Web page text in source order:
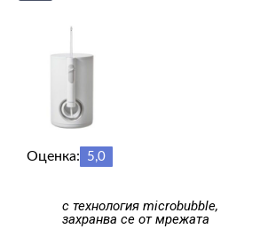
Оценка: 5,0
с технология microbubble,
захранва се от мрежата